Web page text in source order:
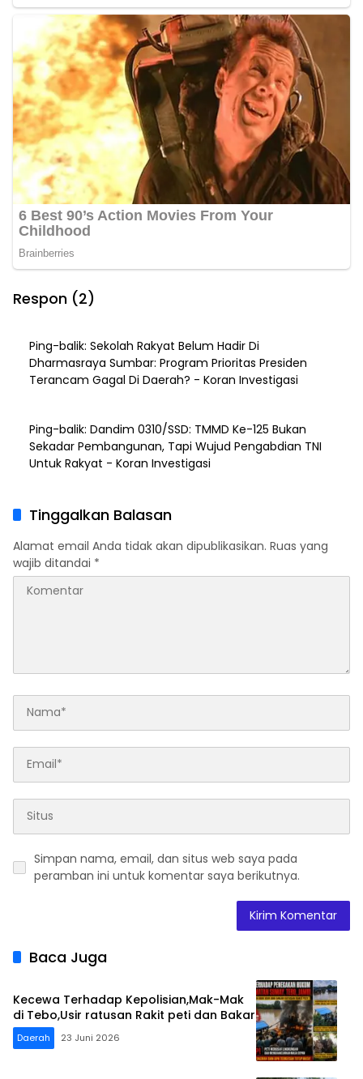
Respon (2)
Ping-balik: Sekolah Rakyat Belum Hadir Di
Dharmasraya Sumbar: Program Prioritas Presiden
Terancam Gagal Di Daerah? - Koran Investigasi
Ping-balik: Dandim 0310/SSD: TMMD Ke-125 Bukan
Sekadar Pembangunan, Tapi Wujud Pengabdian TNI
Untuk Rakyat - Koran Investigasi
Tinggalkan Balasan
Alamat email Anda tidak akan dipublikasikan. Ruas yang
wajib ditandai *
Simpan nama, email, dan situs web saya pada
peramban ini untuk komentar saya berikutnya.
Baca Juga
Kecewa Terhadap Kepolisian,Mak-Mak
di Tebo,Usir ratusan Rakit peti dan Bakar
Daerah 23 Juni 2026